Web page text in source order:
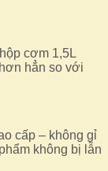
cơm 1,5L
hẳn so với
cấp – không gỉ
không bị lẫn